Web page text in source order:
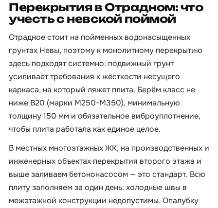
Перекрытия в Отрадном: что
учесть с невской поймой
Отрадное стоит на пойменных водонасыщенных
грунтах Невы, поэтому к монолитному перекрытию
здесь подходят системно: подвижный грунт
усиливает требования к жёсткости несущего
каркаса, на который ляжет плита. Берём класс не
ниже B20 (марки М250-М350), минимальную
толщину 150 мм и обязательное виброуплотнение,
чтобы плита работала как единое целое.
В местных многоэтажных ЖК, на производственных и
инженерных объектах перекрытия второго этажа и
выше заливаем бетононасосом — это стандарт. Всю
плиту заполняем за один день: холодные швы в
межэтажной конструкции недопустимы. Опалубку